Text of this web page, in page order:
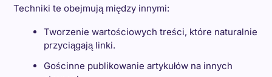
Techniki te obejmują między innymi:
Tworzenie wartościowych treści, które naturalnie
przyciągają linki.
Gościnne publikowanie artykułów na innych